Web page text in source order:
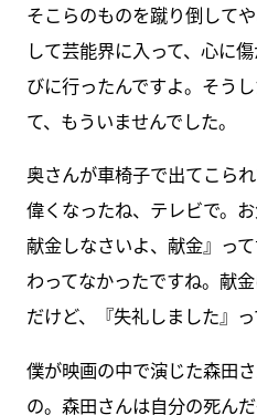
そこらのものを蹴り倒して
して芸能界に入って、心に
びに行ったんですよ。そう
て、もういませんでした。
奥さんが車椅子で出てこら
偉くなったね、テレビで。
献金しなさいよ、献金』っ
わってなかったですね。献
だけど、『失礼しました』
僕が映画の中で演じた森田
の。森田さんは自分の死ん